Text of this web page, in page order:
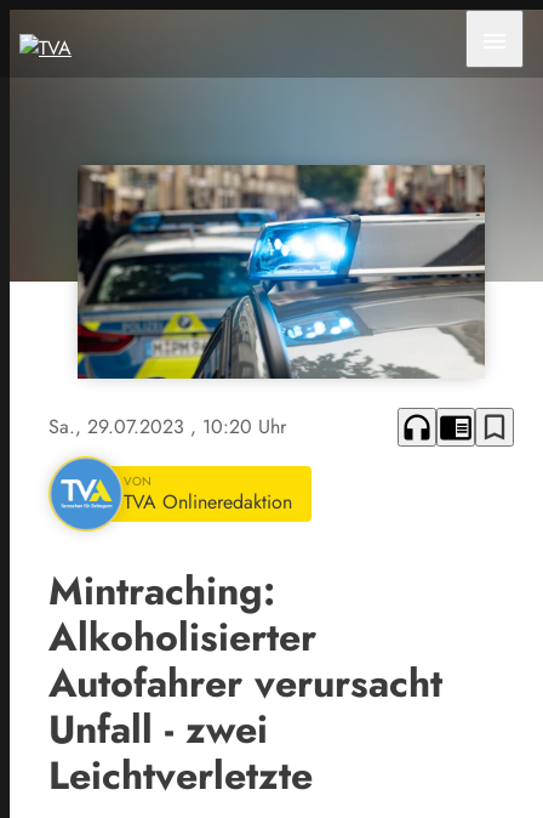
Sa., 29.07.2023 , 10:20 Uhr headphones chrome_reader_mode bookmark_border
VON
TVA Onlineredaktion
Mintraching:
Alkoholisierter
Autofahrer verursacht
Unfall - zwei
Leichtverletzte